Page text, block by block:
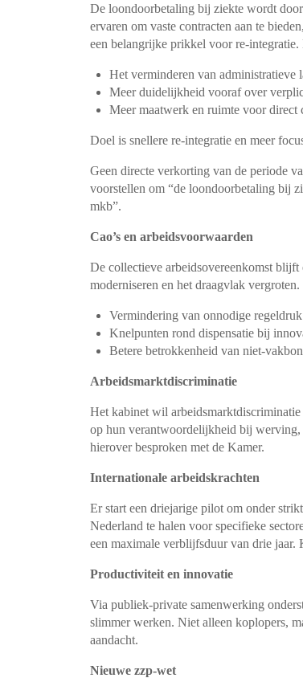
De loondoorbetaling bij ziekte wordt
ervaren om vaste contracten aan te
een belangrijke prikkel voor re-
Het verminderen van administratieve
Meer duidelijkheid vooraf over
Meer maatwerk en ruimte voor direct
Doel is snellere re-integratie en meer
Geen directe verkorting van de periode
voorstellen om “de loondoorbetaling bij
mkb”.
Cao’s en arbeidsvoorwaarden
De collectieve arbeidsovereenkomst
moderniseren en het draagvlak
Vermindering van onnodige regeldruk
Knelpunten rond dispensatie bij
Betere betrokkenheid van niet-
Arbeidsmarktdiscriminatie
Het kabinet wil
op hun verantwoordelijkheid bij werving,
hierover besproken met de Kamer.
Internationale arbeidskrachten
Er start een driejarige pilot om onder
Nederland te halen voor specifieke
een maximale verblijfsduur van drie
Productiviteit en innovatie
Via publiek-private samenwerking
slimmer werken. Niet alleen koplopers,
aandacht.
Nieuwe zzp-wet